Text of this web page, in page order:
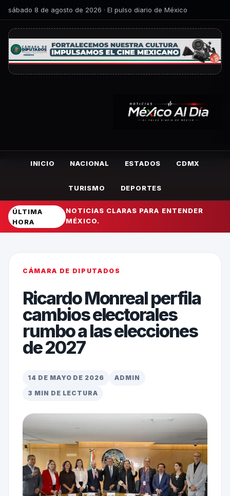
sábado 8 de agosto de 2026 · El pulso diario de México
INICIO NACIONAL ESTADOS CDMX
TURISMO DEPORTES
ÚLTIMA
HORA
NOTICIAS CLARAS PARA ENTENDER
MÉXICO.
CÁMARA DE DIPUTADOS
Ricardo Monreal perfila
cambios electorales
rumbo a las elecciones
de 2027
14 DE MAYO DE 2026
ADMIN
3 MIN DE LECTURA